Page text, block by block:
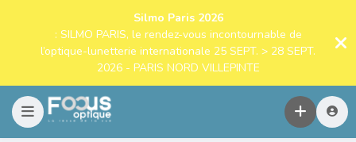
Silmo Paris 2026
: SILMO PARIS, le rendez-vous incontournable de
l’optique-lunetterie internationale 25 SEPT. > 28 SEPT.
2026 - PARIS NORD VILLEPINTE